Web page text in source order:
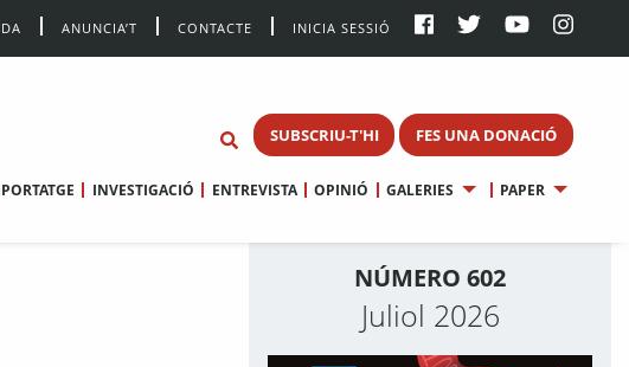
ANUNCIA’T CONTACTE INICIA SESSIÓ
SUBSCRIU-T'HI FES UNA DONACIÓ
INVESTIGACIÓ ENTREVISTA OPINIÓ GALERIES PAPER
NÚMERO 602
Juliol 2026